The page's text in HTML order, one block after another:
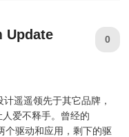
Update 0
遥遥领先于其它品牌，
爱不释手。曾经的
个驱动和应用，剩下的驱